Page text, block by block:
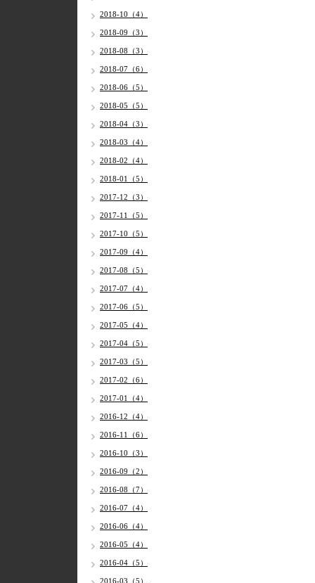
2018-10（4）
2018-09（3）
2018-08（3）
2018-07（6）
2018-06（5）
2018-05（5）
2018-04（3）
2018-03（4）
2018-02（4）
2018-01（5）
2017-12（3）
2017-11（5）
2017-10（5）
2017-09（4）
2017-08（5）
2017-07（4）
2017-06（5）
2017-05（4）
2017-04（5）
2017-03（5）
2017-02（6）
2017-01（4）
2016-12（4）
2016-11（6）
2016-10（3）
2016-09（2）
2016-08（7）
2016-07（4）
2016-06（4）
2016-05（4）
2016-04（5）
2016-03（5）